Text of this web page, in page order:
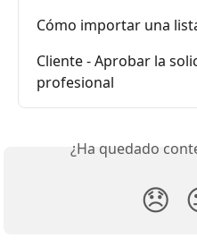
Cómo importar una
Cliente - Aprobar la
profesional
¿Ha quedado
😞